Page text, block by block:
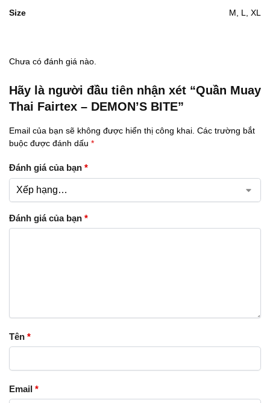
Size M, L, XL
Chưa có đánh giá nào.
Hãy là người đầu tiên nhận xét “Quần Muay
Thai Fairtex – DEMON’S BITE”
Email của bạn sẽ không được hiển thị công khai. Các trường bắt
buộc được đánh dấu *
Đánh giá của bạn *
Đánh giá của bạn *
Tên *
Email *